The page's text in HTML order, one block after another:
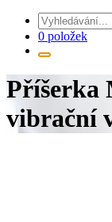
0 položek
Příšerka
vibrační